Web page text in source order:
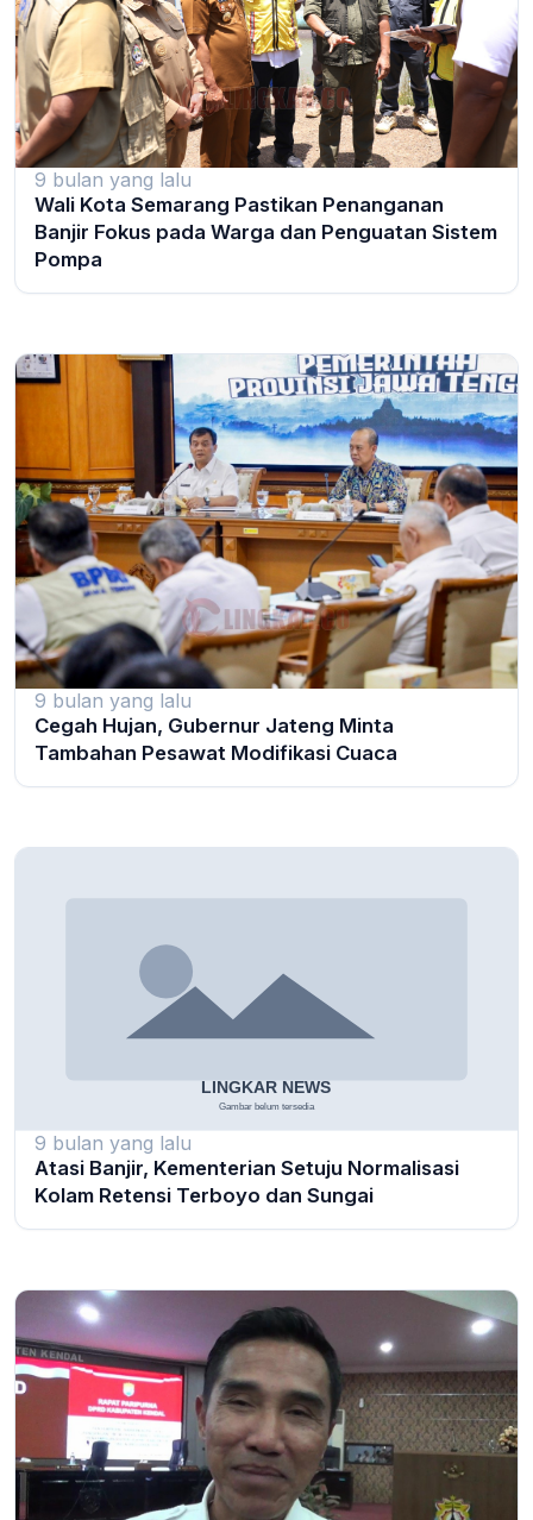
9 bulan yang lalu
Wali Kota Semarang Pastikan Penanganan
Banjir Fokus pada Warga dan Penguatan Sistem
Pompa
9 bulan yang lalu
Cegah Hujan, Gubernur Jateng Minta
Tambahan Pesawat Modifikasi Cuaca
9 bulan yang lalu
Atasi Banjir, Kementerian Setuju Normalisasi
Kolam Retensi Terboyo dan Sungai